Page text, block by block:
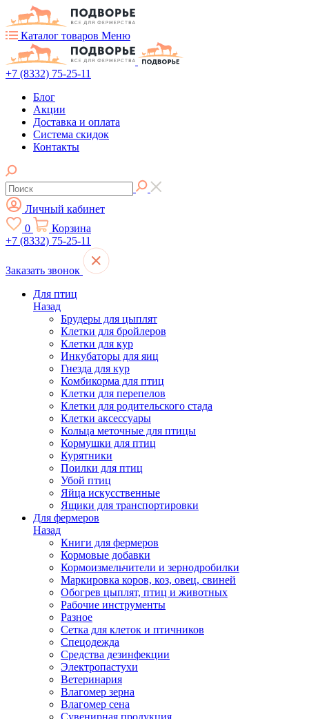
Каталог товаров Меню
+7 (8332) 75-25-11
Блог
Акции
Доставка и оплата
Система скидок
Контакты
Личный кабинет
0
Корзина
+7 (8332) 75-25-11
Заказать звонок
Для птиц
Назад
Брудеры для цыплят
Клетки для бройлеров
Клетки для кур
Инкубаторы для яиц
Гнезда для кур
Комбикорма для птиц
Клетки для перепелов
Клетки для родительского стада
Клетки аксессуары
Кольца меточные для птицы
Кормушки для птиц
Курятники
Поилки для птиц
Убой птиц
Яйца искусственные
Ящики для транспортировки
Для фермеров
Назад
Книги для фермеров
Кормовые добавки
Кормоизмельчители и зернодробилки
Маркировка коров, коз, овец, свиней
Обогрев цыплят, птиц и животных
Рабочие инструменты
Разное
Сетка для клеток и птичников
Спецодежда
Средства дезинфекции
Электропастухи
Ветеринария
Влагомер зерна
Влагомер сена
Сувенирная продукция